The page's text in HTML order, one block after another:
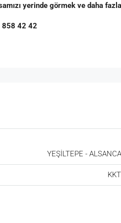
yerinde görmek ve daha
858 42 42
YEŞİLTEPE -